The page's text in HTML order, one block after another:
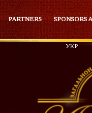
PARTNERS SPONSORS
УКР